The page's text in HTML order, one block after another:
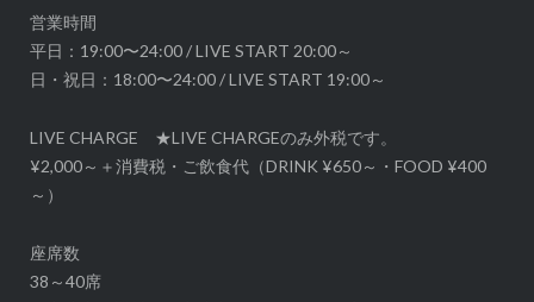
ン
営業時間
平日：19:00〜24:00 / LIVE START 20:00～
日・祝日：18:00〜24:00 / LIVE START 19:00～
LIVE CHARGE ★LIVE CHARGEのみ外税です。
¥2,000～＋消費税・ご飲食代（DRINK ¥650～・FOOD ¥400
～）
座席数
38～40席